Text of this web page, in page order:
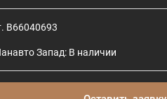
B66040693
Запад: В наличии